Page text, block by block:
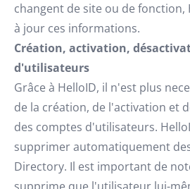
changent de site ou de
à jour ces informations.
Création, activation,
d'utilisateurs
Grâce à HelloID, il n'est plus
de la création, de l'activation et
des comptes d'utilisateurs.
supprimer automatiquement
Directory. Il est important de